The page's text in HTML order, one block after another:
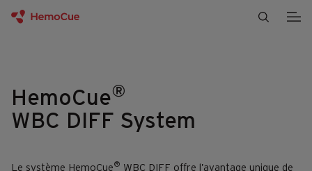
Passer au contenu
HemoCue®
WBC DIFF System
Le système HemoCue® WBC DIFF offre l’avantage unique de